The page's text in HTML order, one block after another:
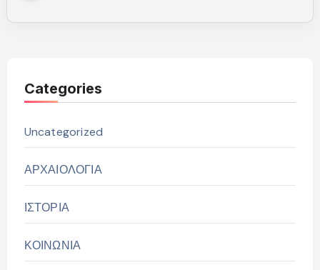
Categories
Uncategorized
ΑΡΧΑΙΟΛΟΓΙΑ
ΙΣΤΟΡΙΑ
ΚΟΙΝΩΝΙΑ